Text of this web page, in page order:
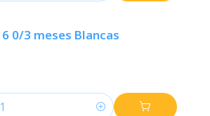
0/3 meses Blancas